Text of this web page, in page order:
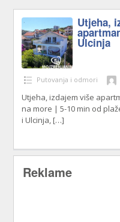
Utjeha,
Ulcinja
Putovanja i odmori
Utjeha, izdajem više
na more | 5-10 min od
i Ulcinja, […]
Reklame